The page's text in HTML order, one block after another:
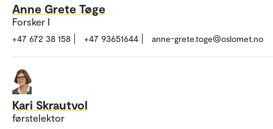
Anne Grete Tøge
Forsker I
+47 672 38 158 +47 93651644 anne-grete.toge@oslomet.no
Kari Skrautvol
førstelektor